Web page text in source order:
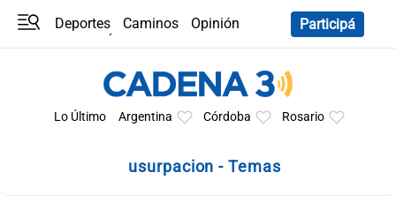
Deportes Caminos
Opinión
Participá
Lo Último Argentina Córdoba Rosario
usurpacion - Temas